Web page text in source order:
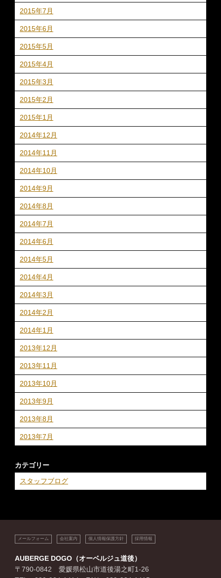
2015年7月
2015年6月
2015年5月
2015年4月
2015年3月
2015年2月
2015年1月
2014年12月
2014年11月
2014年10月
2014年9月
2014年8月
2014年7月
2014年6月
2014年5月
2014年4月
2014年3月
2014年2月
2014年1月
2013年12月
2013年11月
2013年10月
2013年9月
2013年8月
2013年7月
カテゴリー
スタッフブログ
メールフォーム 会社案内 個人情報保護方針 採用情報
AUBERGE DOGO（オーベルジュ道後）
〒790-0842 愛媛県松山市道後湯之町1-26